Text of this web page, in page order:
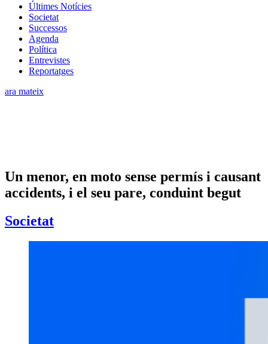
Últimes Notícies
Societat
Successos
Agenda
Política
Entrevistes
Reportatges
ara mateix
Un menor, en moto sense permís i causant
accidents, i el seu pare, conduint begut
Societat